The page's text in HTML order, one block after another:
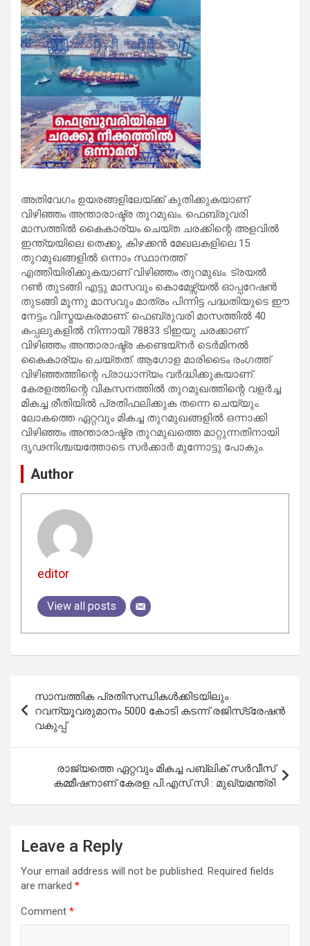
അതിവേഗം ഉയരങ്ങളിലേയ്ക്ക് കുതിക്കുകയാണ്
വിഴിഞ്ഞം അന്താരാഷ്ട്ര തുറമുഖം. ഫെബ്രുവരി
മാസത്തിൽ കൈകാര്യം ചെയ്ത ചരക്കിന്റെ അളവിൽ
ഇന്ത്യയിലെ തെക്കു, കിഴക്കൻ മേഖലകളിലെ 15
തുറമുഖങ്ങളിൽ ഒന്നാം സ്ഥാനത്ത്
എത്തിയിരിക്കുകയാണ് വിഴിഞ്ഞം തുറമുഖം. ട്രയൽ
റൺ തുടങ്ങി എട്ടു മാസവും കൊമേഴ്സ്യൽ ഓപ്പറേഷൻ
തുടങ്ങി മൂന്നു മാസവും മാത്രം പിന്നിട്ട പദ്ധതിയുടെ ഈ
നേട്ടം വിസ്മയകരമാണ്. ഫെബ്രുവരി മാസത്തിൽ 40
കപ്പലുകളിൽ നിന്നായി 78833 ടിഇയു ചരക്കാണ്
വിഴിഞ്ഞം അന്താരാഷ്ട്ര കണ്ടെയ്നർ ടെർമിനൽ
കൈകാര്യം ചെയ്തത്. ആഗോള മാരിടൈം രംഗത്ത്
വിഴിഞ്ഞത്തിന്റെ പ്രാധാന്യം വർദ്ധിക്കുകയാണ്.
കേരളത്തിന്റെ വികസനത്തിൽ തുറമുഖത്തിന്റെ വളർച്ച
മികച്ച രീതിയിൽ പ്രതിഫലിക്കുക തന്നെ ചെയ്യും.
ലോകത്തെ ഏറ്റവും മികച്ച തുറമുഖങ്ങളിൽ ഒന്നാക്കി
വിഴിഞ്ഞം അന്താരാഷ്ട്ര തുറമുഖത്തെ മാറ്റുന്നതിനായി
ദൃഢനിശ്ചയത്തോടെ സർക്കാർ മുന്നോട്ടു പോകും.
Author
editor
View all posts
navigation
സാമ്പത്തിക പ്രതിസന്ധികൾക്കിടയിലും
റവന്യൂവരുമാനം 5000 കോടി കടന്ന് രജിസ്‌ട്രേഷൻ
വകുപ്പ്
രാജ്യത്തെ ഏറ്റവും മികച്ച പബ്ലിക് സർവീസ്
കമ്മീഷനാണ് കേരള പി.എസ്.സി : മുഖ്യമന്ത്രി
Leave a Reply
Your email address will not be published. Required fields
are marked *
Comment *